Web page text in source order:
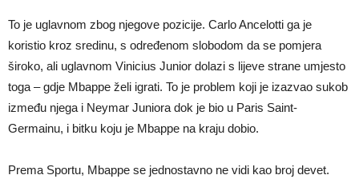
To je uglavnom zbog njegove pozicije. Carlo Ancelotti ga je
koristio kroz sredinu, s određenom slobodom da se pomjera
široko, ali uglavnom Vinicius Junior dolazi s lijeve strane umjesto
toga – gdje Mbappe želi igrati. To je problem koji je izazvao sukob
između njega i Neymar Juniora dok je bio u Paris Saint-
Germainu, i bitku koju je Mbappe na kraju dobio.
Prema Sportu, Mbappe se jednostavno ne vidi kao broj devet.